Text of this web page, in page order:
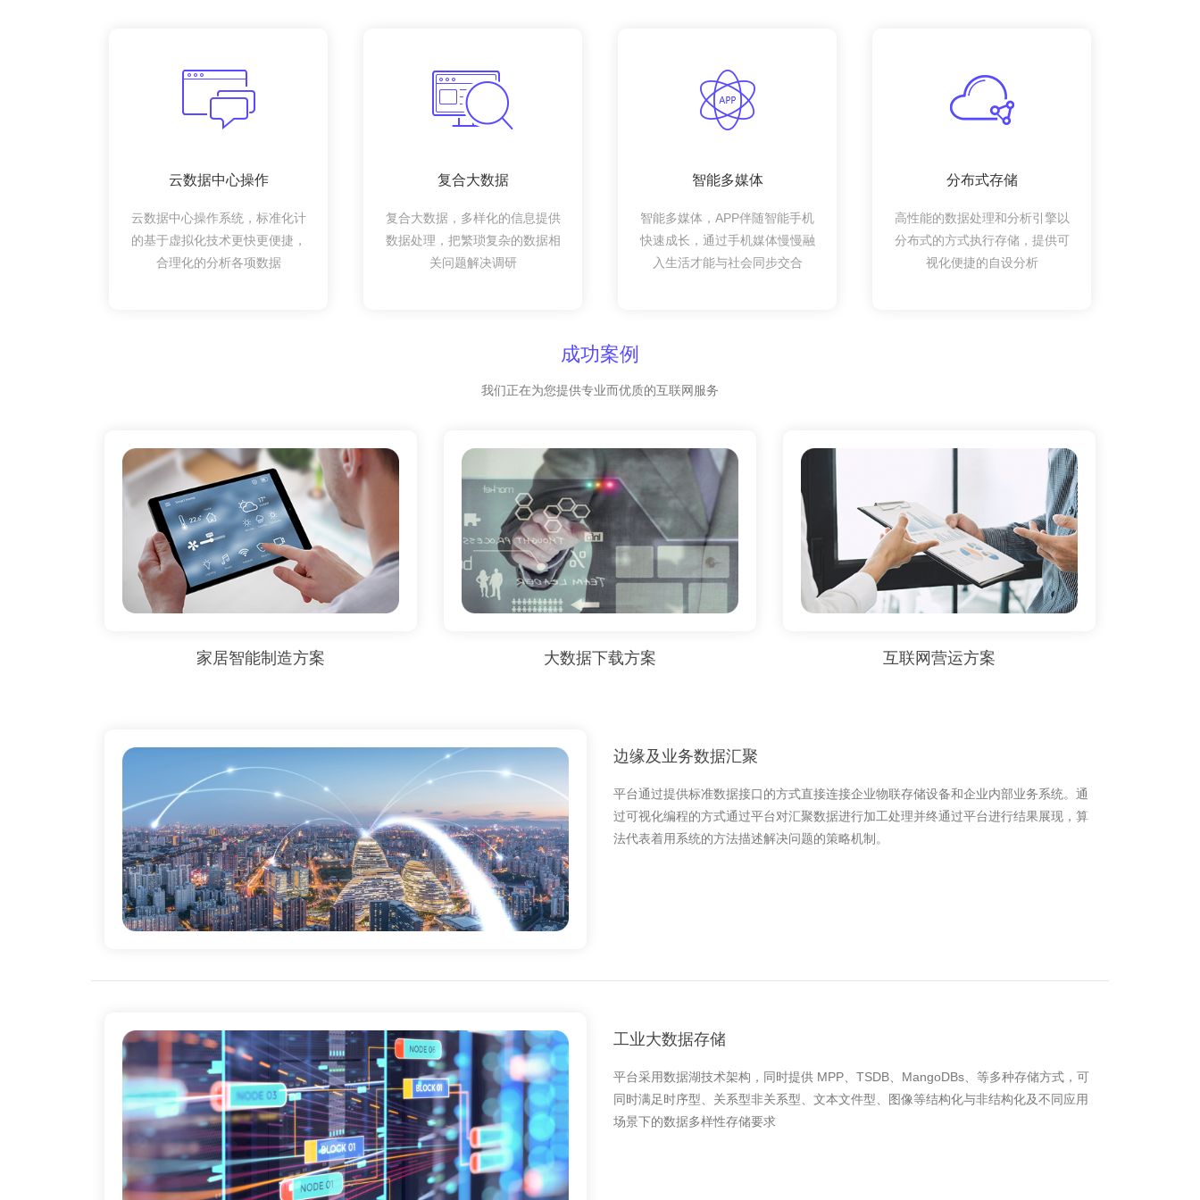
云数据中心操作
云数据中心操作系统，标准化计
的基于虚拟化技术更快更便捷，
合理化的分析各项数据
复合大数据
复合大数据，多样化的信息提供
数据处理，把繁琐复杂的数据相
关问题解决调研
智能多媒体
智能多媒体，APP伴随智能手机
快速成长，通过手机媒体慢慢融
入生活才能与社会同步交合
分布式存储
高性能的数据处理和分析引擎以
分布式的方式执行存储，提供可
视化便捷的自设分析
成功案例
我们正在为您提供专业而优质的互联网服务
家居智能制造方案 大数据下载方案 互联网营运方案
边缘及业务数据汇聚
平台通过提供标准数据接口的方式直接连接企业物联存储设备和企业内部业务系统。通
过可视化编程的方式通过平台对汇聚数据进行加工处理并终通过平台进行结果展现，算
法代表着用系统的方法描述解决问题的策略机制。
工业大数据存储
平台采用数据湖技术架构，同时提供 MPP、TSDB、MangoDBs、等多种存储方式，可
同时满足时序型、关系型非关系型、文本文件型、图像等结构化与非结构化及不同应用
场景下的数据多样性存储要求